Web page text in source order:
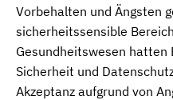
Vorbehalten und Ängsten
sicherheitssensible
Gesundheitswesen hatten
Sicherheit und
Akzeptanz aufgrund von